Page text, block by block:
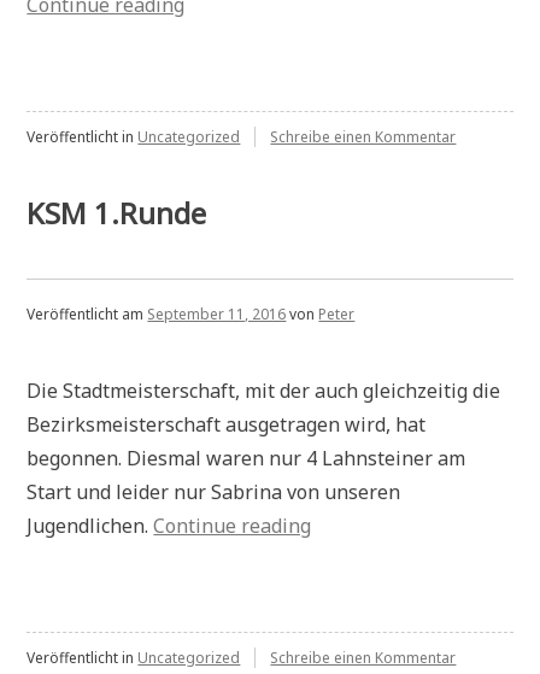
Continue reading
Veröffentlicht in Uncategorized Schreibe einen Kommentarzu
KSM 1.Runde
Veröffentlicht am September 11, 2016von Peter
Die Stadtmeisterschaft, mit der auch gleichzeitig die
Bezirksmeisterschaft ausgetragen wird, hat
begonnen. Diesmal waren nur 4 Lahnsteiner am
Start und leider nur Sabrina von unseren
Jugendlichen.Continue reading
Veröffentlicht in Uncategorized Schreibe einen Kommentarzu